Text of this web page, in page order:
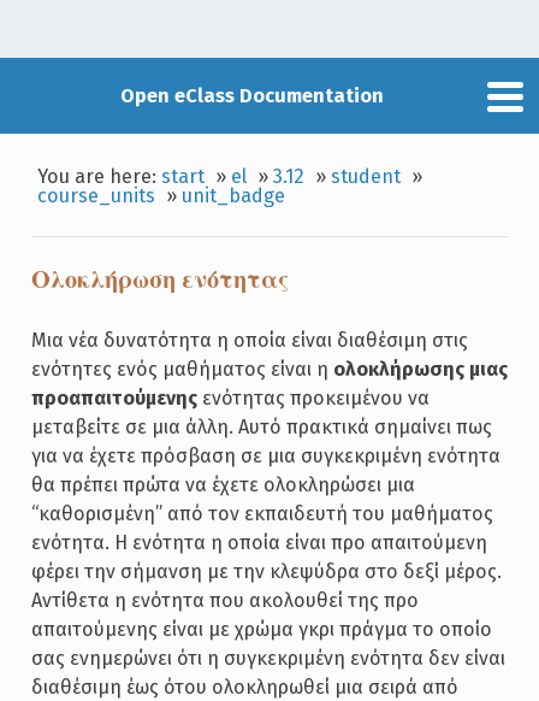
Open eClass Documentation
You are here:start » el »3.12 »student »
course_units » unit_badge
Ολοκλήρωση ενότητας
Μια νέα δυνατότητα η οποία είναι διαθέσιμη στις
ενότητες ενός μαθήματος είναι η ολοκλήρωσης μιας
προαπαιτούμενηςενότητας προκειμένου να
μεταβείτε σε μια άλλη. Αυτό πρακτικά σημαίνει πως
για να έχετε πρόσβαση σε μια συγκεκριμένη ενότητα
θα πρέπει πρώτα να έχετε ολοκληρώσει μια
“καθορισμένη” από τον εκπαιδευτή του μαθήματος
ενότητα. Η ενότητα η οποία είναι προ απαιτούμενη
φέρει την σήμανση με την κλεψύδρα στο δεξί μέρος.
Αντίθετα η ενότητα που ακολουθεί της προ
απαιτούμενης είναι με χρώμα γκρι πράγμα το οποίο
σας ενημερώνει ότι η συγκεκριμένη ενότητα δεν είναι
διαθέσιμη έως ότου ολοκληρωθεί μια σειρά από